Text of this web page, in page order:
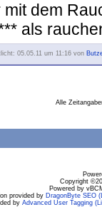
mit dem
als
05.05.11 um 11:16 von
Alle
Copyright
Powered by
provided by DragonByte SEO
by Advanced User Tagging